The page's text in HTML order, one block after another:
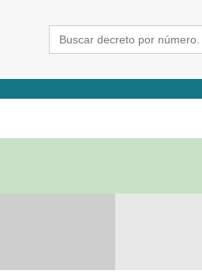
Search
for: